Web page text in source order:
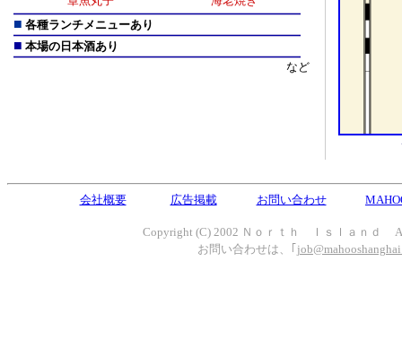
■ 各種ランチメニューあり
■ 本場の日本酒あり
など
会社概要 広告掲載 お問い合わせ
Copyright (C) 2002 Ｎｏｒｔｈ Ｉｓｌａｎｄ
お問い合わせは、｢